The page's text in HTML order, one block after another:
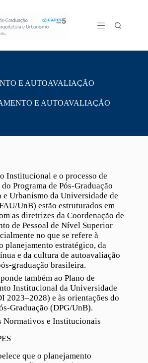
de ferramentas
E AUTOAVALIAÇÃO
E AUTOAVALIAÇÃO
Institucional e o processo de
Programa de Pós-Graduação
e Urbanismo da Universidade de
UnB) estão estruturados em
as diretrizes da Coordenação de
de Pessoal de Nível Superior
no que se refere à
planejamento estratégico, da
e da cultura de autoavaliação
graduação brasileira.
também ao Plano de
Institucional da Universidade
2023–2028) e às orientações do
Graduação (DPG/UnB).
Normativos e Institucionais
que o planejamento